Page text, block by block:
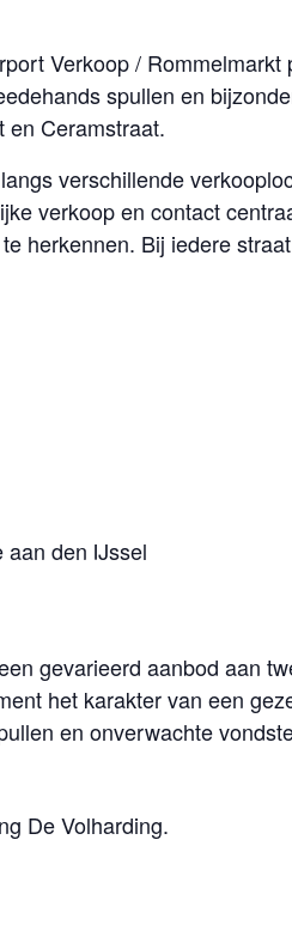
Verkoop / Rommelmarkt
spullen en
en Ceramstraat.
verschillende
verkoop en contact
herkennen. Bij iedere
den IJssel
gevarieerd aanbod aan
het karakter van een
en onverwachte
De Volharding.